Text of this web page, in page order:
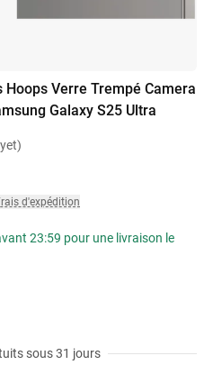
Hoops Verre Trempé Camera
Galaxy S25 Ultra
d'expédition
23:59 pour une livraison le
sous 31 jours